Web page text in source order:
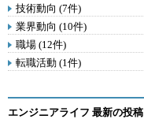
技術動向 (7件)
業界動向 (10件)
職場 (12件)
転職活動 (1件)
エンジニアライフ 最新の投稿